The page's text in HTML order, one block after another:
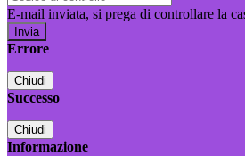
E-mail inviata, si prega di controllare la
Errore
Chiudi
Successo
Chiudi
Informazione